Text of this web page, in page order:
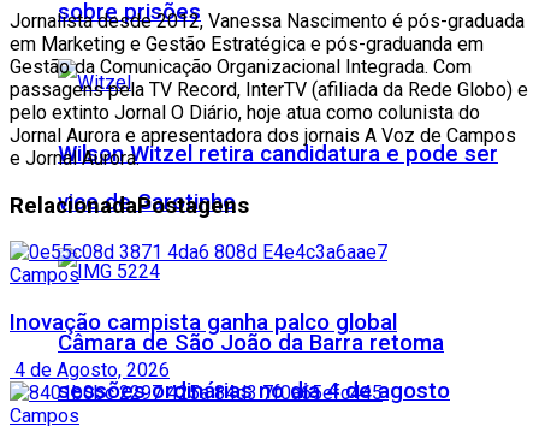
sobre prisões
Wilson Witzel retira candidatura e pode ser
vice de Garotinho
Câmara de São João da Barra retoma
sessões ordinárias no dia 4 de agosto
Jornalista desde 2012, Vanessa Nascimento é pós-graduada
em Marketing e Gestão Estratégica e pós-graduanda em
Gestão da Comunicação Organizacional Integrada. Com
passagens pela TV Record, InterTV (afiliada da Rede Globo) e
pelo extinto Jornal O Diário, hoje atua como colunista do
Jornal Aurora e apresentadora dos jornais A Voz de Campos
e Jornal Aurora.
RelacionadaPostagens
Campos
Inovação campista ganha palco global
4 de Agosto, 2026
Campos